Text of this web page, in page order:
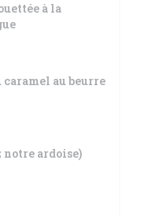
à la
au beurre
notre ardoise)